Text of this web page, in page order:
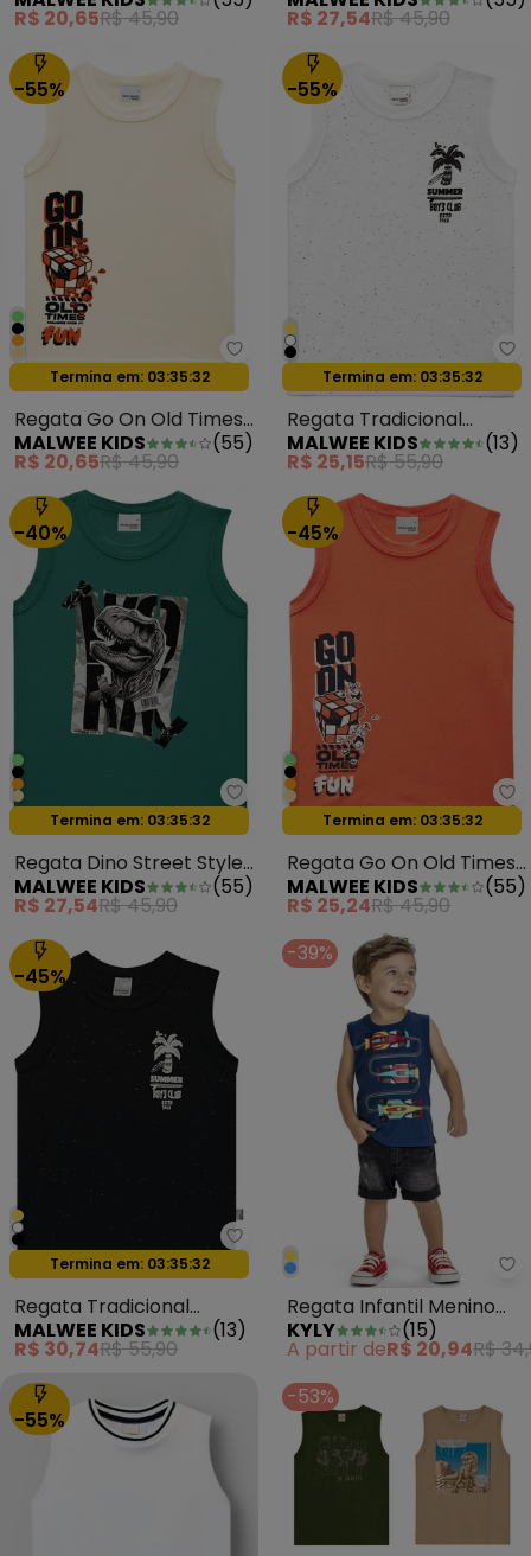
R$ 20,65R$ 45,90 R$ 27,54R$ 45,90
-55%
Malwee Kids - Regata Go On
Oferta relâmpago
Termina em: 03:35:29
Regata Go On Old Times
Fun em Malha Off White
MALWEE KIDS (55)
R$ 20,65R$ 45,90
-55%
Oferta relâmpago
Termina em: 03:35:29
Regata Tradicional
Summer Botonê Branco
MALWEE KIDS (13)
R$ 25,15R$ 55,90
-40%
Malwee Kids - Regata Dino
Oferta relâmpago
Termina em: 03:35:29
Regata Dino Street Style
em Malha Verde
MALWEE KIDS (55)
R$ 27,54R$ 45,90
-45%
Oferta relâmpago
Termina em: 03:35:29
Regata Go On Old Times
Fun em Malha Laranja
MALWEE KIDS (55)
R$ 25,24R$ 45,90
-45%
Malwee Kids - Regata
Oferta relâmpago
Termina em: 03:35:29
Regata Tradicional
Summer Botonê Preto
MALWEE KIDS (13)
R$ 30,74R$ 55,90
-39%
Regata Infantil Menino
Estampada Azul
KYLY (15)
A partir deR$ 20,94R$
-55%
-53%